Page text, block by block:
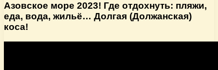
Азовское море 2023! Где отдохнуть: пляжи,
еда, вода, жильё… Долгая (Должанская)
коса!